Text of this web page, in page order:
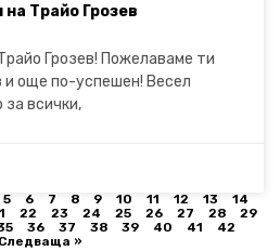
Трайо Грозев
Грозев! Пожелаваме ти
и още по-успешен! Весел
за всички,
5 6 7 8 9 10 11 12 13
14
22 23 24 25 26 27 28
29
36 37 38 39 40 41
42
Следваща »